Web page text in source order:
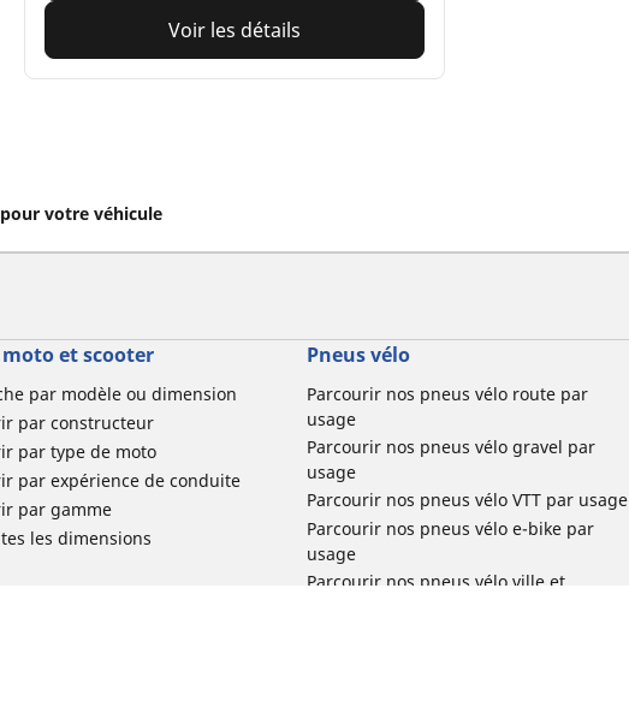
Voir les détails
votre véhicule
moto et scooter
par modèle ou dimension
par constructeur
par type de moto
par expérience de conduite
par gamme
les dimensions
Pneus vélo
Parcourir nos pneus vélo route par
usage
Parcourir nos pneus vélo gravel par
usage
Parcourir nos pneus vélo VTT par usage
Parcourir nos pneus vélo e-bike par
usage
Parcourir nos pneus vélo ville et